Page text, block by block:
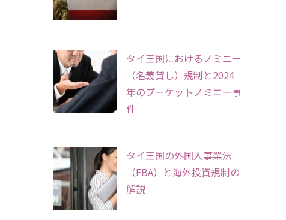
タイ王国におけるノミニー
（名義貸し）規制と2024
年のプーケットノミニー事
件
タイ王国の外国人事業法
（FBA）と海外投資規制の
解説